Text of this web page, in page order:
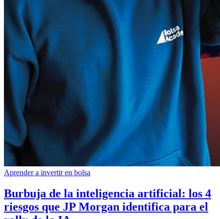
Aprender a invertir en bolsa
Burbuja de la inteligencia artificial: los 4
riesgos que JP Morgan identifica para el